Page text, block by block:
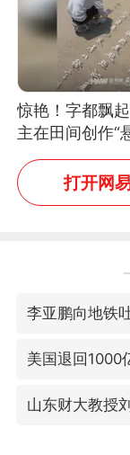
惊艳！字都飘
主在田间创作“
友：真·裸眼3D
打开网